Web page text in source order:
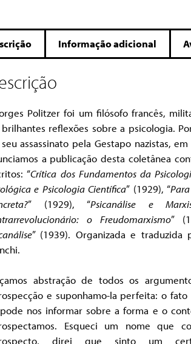
Informação adicional
Politzer foi um filósofo francês,
reflexões sobre a psicologia.
assassinato pela Gestapo nazistas,
a publicação desta coletânea
“Crítica dos Fundamentos da
e Psicologia Científica” (1929), “
” (1929), “Psicanálise e
o Freudomarxismo”
” (1939). Organizada e traduzida
abstração de todos os
e suponhamo-la perfeita: o
nos informar sobre a forma e o
Esqueci um nome que
direi que sinto um